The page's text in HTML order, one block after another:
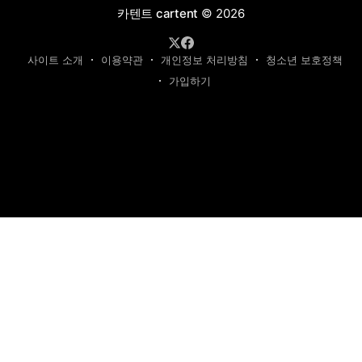
카텐트 cartent © 2026
사이트 소개 이용약관 개인정보 처리방침
청소년 보호정책
가입하기